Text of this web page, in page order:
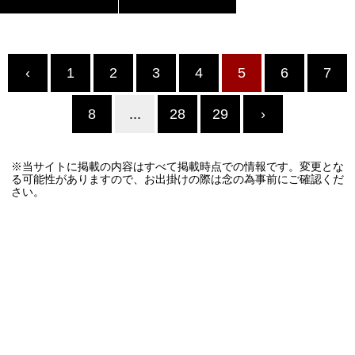
‹ 1 2 3 4 5 6 7
8 ... 28 29 ›
※当サイトに掲載の内容はすべて掲載時点での情報です。変更とな
る可能性がありますので、お出掛けの際は念の為事前にご確認くだ
さい。